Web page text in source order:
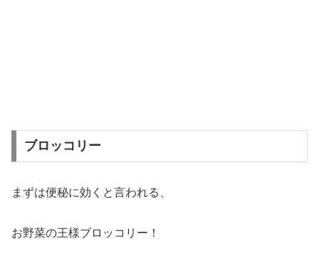
ブロッコリー
まずは便秘に効くと言われる、
お野菜の王様ブロッコリー！